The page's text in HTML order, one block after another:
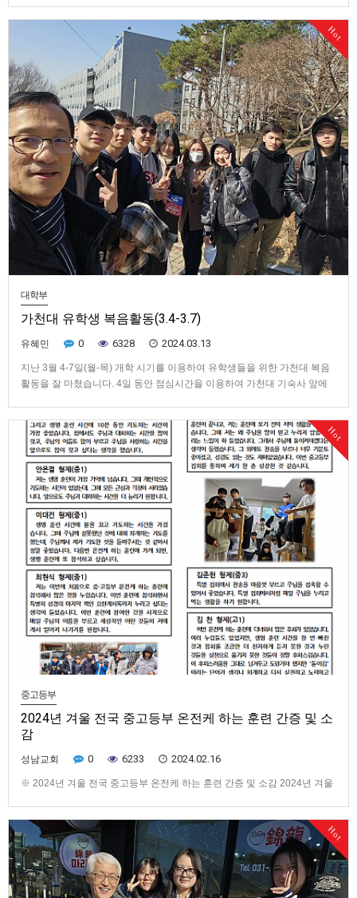
마음 한뜻의 기도와 동역으로 39명의 명단을 받았습니다.…
Hot
대학부
가천대 유학생 복음활동(3.4-3.7)
유혜민 0 6328 2024.03.13
지난 3월 4-7일(월-목) 개학 시기를 이용하여 유학생들을 위한 가천대 복음
활동을 잘 마쳤습니다. 4일 동안 점심시간을 이용하여 가천대 기숙사 앞에
았습니다. 나라별로는, 몽골 학생 10명, 중국 학생 9명, 미얀…
Hot
중고등부
2024년 겨울 전국 중고등부 온전케 하는 훈련 간증 및 소
감
성남교회 0 6233 2024.02.16
※ 2024년 겨울 전국 중고등부 온전케 하는 훈련 간증 및 소감 2024년 겨울
간증 및 소감입니다. 김도훈 형제(중1) : 희년에 대해 알 수 있어서 좋았고, 우
리가 주님의 이름을 부를 때 언제든지 …
Hot